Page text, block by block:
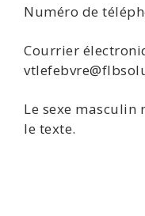
Numéro de
Courrier
Le sexe masculin
le texte.